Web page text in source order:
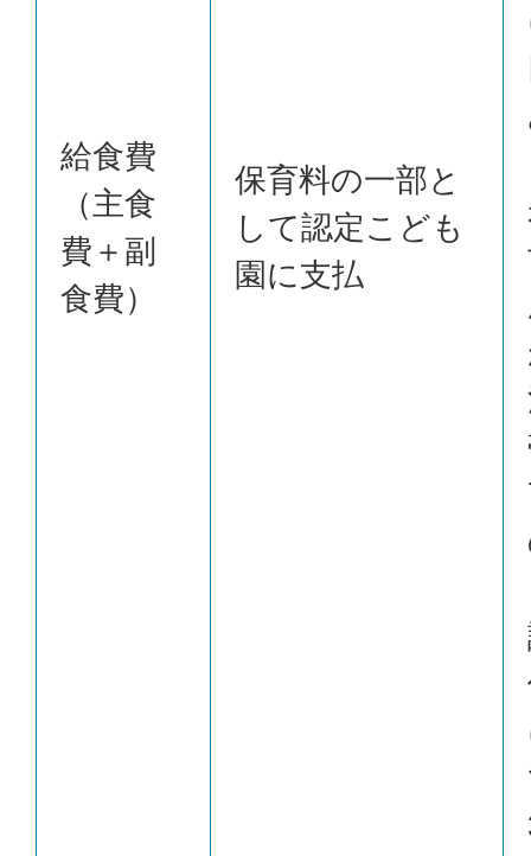
給食費
（主食
費＋副
食費）
保育料の一部と
して認定こども
園に支払